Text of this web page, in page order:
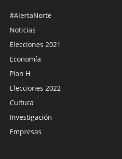
#AlertaNorte
Noticias
Elecciones 2021
Economía
Plan H
Elecciones 2022
Cultura
Investigación
Empresas